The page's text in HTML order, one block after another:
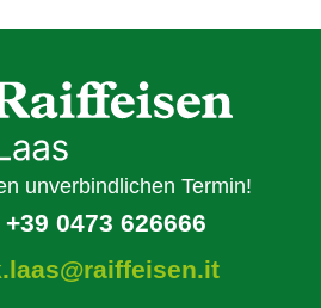
unverbindlichen Termin!
+39 0473 626666